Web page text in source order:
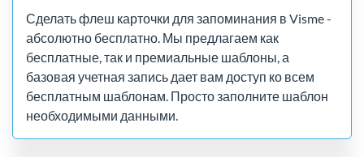
Сделать флеш карточки для запоминания в Visme -
абсолютно бесплатно. Мы предлагаем как
бесплатные, так и премиальные шаблоны, а
базовая учетная запись дает вам доступ ко всем
бесплатным шаблонам. Просто заполните шаблон
необходимыми данными.